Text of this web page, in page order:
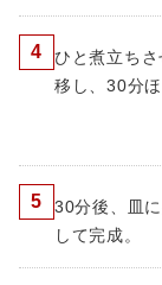
4
ひと煮立ち
移し、30分
5
30分後、皿
して完成。